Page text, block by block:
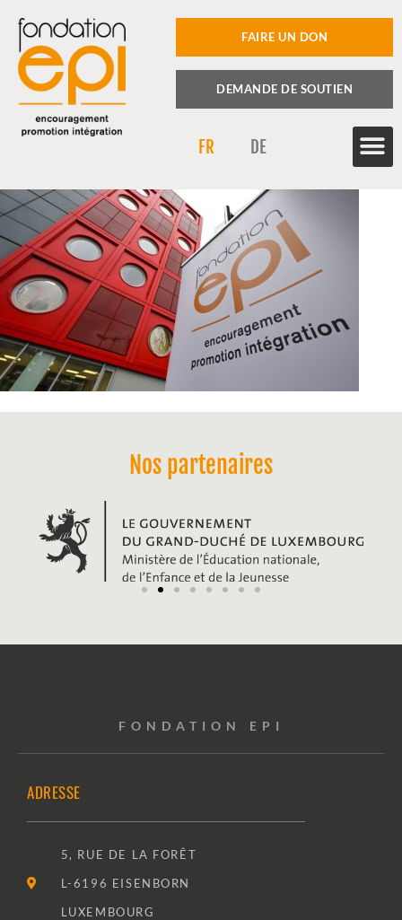
FAIRE UN DON
DEMANDE DE SOUTIEN
FR DE
Nos partenaires
FONDATION EPI
ADRESSE
5, RUE DE LA FORÊT
L-6196 EISENBORN
LUXEMBOURG